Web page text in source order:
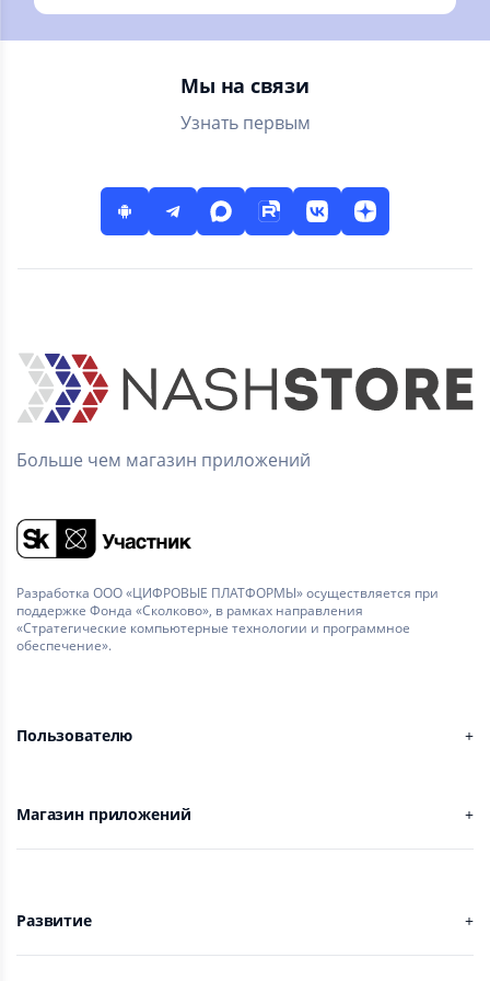
легкие! Судоку -
классический
наслаждайся
забавными
Мы на связи
Узнать первым
Больше чем магазин приложений
Разработка ООО «ЦИФРОВЫЕ ПЛАТФОРМЫ» осуществляется при
поддержке Фонда «Сколково», в рамках направления
«Стратегические компьютерные технологии и программное
обеспечение».
Пользователю
Магазин приложений
Развитие